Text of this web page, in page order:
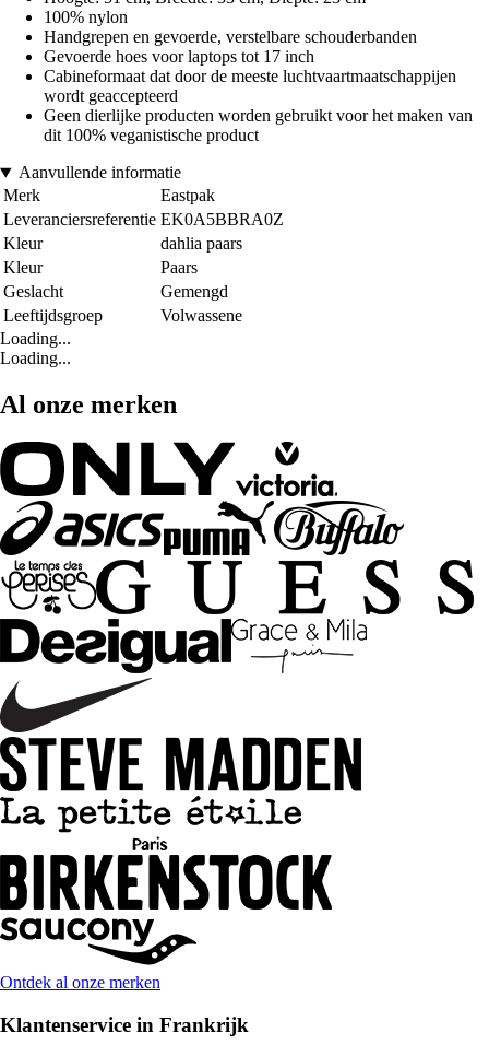
100% nylon
Handgrepen en gevoerde, verstelbare schouderbanden
Gevoerde hoes voor laptops tot 17 inch
Cabineformaat dat door de meeste luchtvaartmaatschappijen
wordt geaccepteerd
Geen dierlijke producten worden gebruikt voor het maken van
dit 100% veganistische product
Aanvullende informatie
Merk
Eastpak
Leveranciersreferentie EK0A5BBRA0Z
Kleur
dahlia paars
Kleur
Paars
Geslacht
Gemengd
Leeftijdsgroep
Volwassene
Loading...
Loading...
Al onze merken
Ontdek al onze merken
Klantenservice in Frankrijk